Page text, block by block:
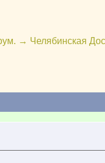
→ Челябинская